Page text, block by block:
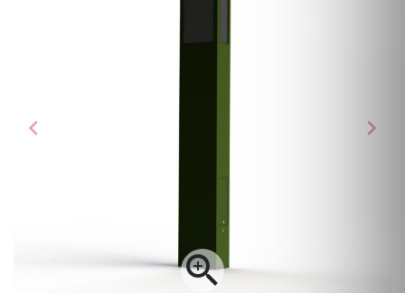
chevron_left

chevron_right